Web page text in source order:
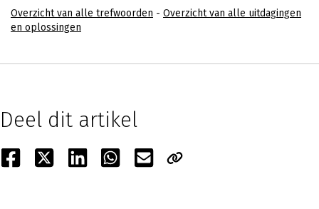
Overzicht van alle trefwoorden - Overzicht van alle uitdagingen
en oplossingen
Deel dit artikel